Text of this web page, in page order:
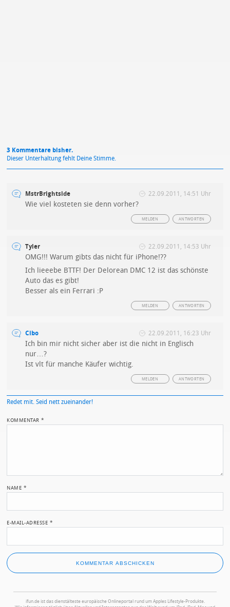
3 Kommentare bisher.
Dieser Unterhaltung fehlt Deine Stimme.
MstrBrightside 22.09.2011, 14:51 Uhr
Wie viel kosteten sie denn vorher?
ANTWORTEN
MELDEN
Tyler 22.09.2011, 14:53 Uhr
OMG!!! Warum gibts das nicht für iPhone!??
Ich lieeebe BTTF! Der Delorean DMC 12 ist das schönste
Auto das es gibt!
Besser als ein Ferrari :P
ANTWORTEN
MELDEN
Cibo 22.09.2011, 16:23 Uhr
Ich bin mir nicht sicher aber ist die nicht in Englisch
nur…?
Ist vlt für manche Käufer wichtig.
ANTWORTEN
MELDEN
Redet mit. Seid nett zueinander!
KOMMENTAR*
NAME *
E-MAIL-ADRESSE *
ifun.de ist das dienstälteste europäische Onlineportal rund um Apples Lifestyle-Produkte.